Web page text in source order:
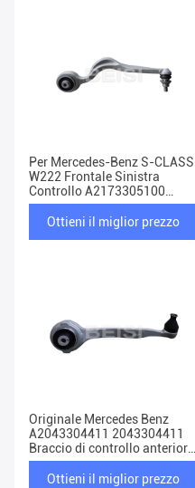
Per Mercedes-Benz S-CLASS
W222 Frontale Sinistra
Controllo A2173305100
2173305100 Nuovo originale
Ottieni il miglior prezzo
Originale Mercedes Benz
A2043304411 2043304411
Braccio di controllo anteriore
destro Classe C W203 W204
S203 C209
Ottieni il miglior prezzo